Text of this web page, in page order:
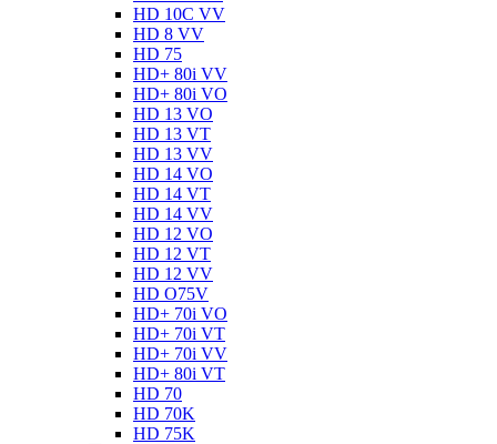
HD 10C VV
HD 8 VV
HD 75
HD+ 80i VV
HD+ 80i VO
HD 13 VO
HD 13 VT
HD 13 VV
HD 14 VO
HD 14 VT
HD 14 VV
HD 12 VO
HD 12 VT
HD 12 VV
HD O75V
HD+ 70i VO
HD+ 70i VT
HD+ 70i VV
HD+ 80i VT
HD 70
HD 70K
HD 75K